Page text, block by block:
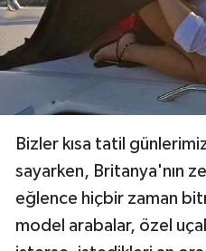
Paylaş